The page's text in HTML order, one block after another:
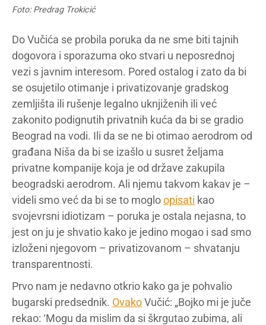
Foto: Predrag Trokicić
Do Vučića se probila poruka da ne sme biti tajnih
dogovora i sporazuma oko stvari u neposrednoj
vezi s javnim interesom. Pored ostalog i zato da bi
se osujetilo otimanje i privatizovanje gradskog
zemljišta ili rušenje legalno uknjiženih ili već
zakonito podignutih privatnih kuća da bi se gradio
Beograd na vodi. Ili da se ne bi otimao aerodrom od
građana Niša da bi se izašlo u susret željama
privatne kompanije koja je od države zakupila
beogradski aerodrom. Ali njemu takvom kakav je –
videli smo već da bi se to mogloopisati kao
svojevrsni idiotizam – poruka je ostala nejasna, to
jest on ju je shvatio kako je jedino mogao i sad smo
izloženi njegovom – privatizovanom – shvatanju
transparentnosti.
Prvo nam je nedavno otkrio kako ga je pohvalio
bugarski predsednik. OvakoVučić: „Bojko mi je juče
rekao: ‘Mogu da mislim da si škrgutao zubima, ali